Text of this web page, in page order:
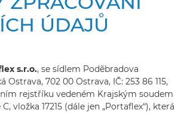
ÚDAJŮ
s.r.o., se sídlem Poděbradova
Ostrava, 702 00 Ostrava, IČ: 253 86 115,
rejstříku vedeném Krajským soudem
vložka 17215 (dále jen „Portaflex“), která